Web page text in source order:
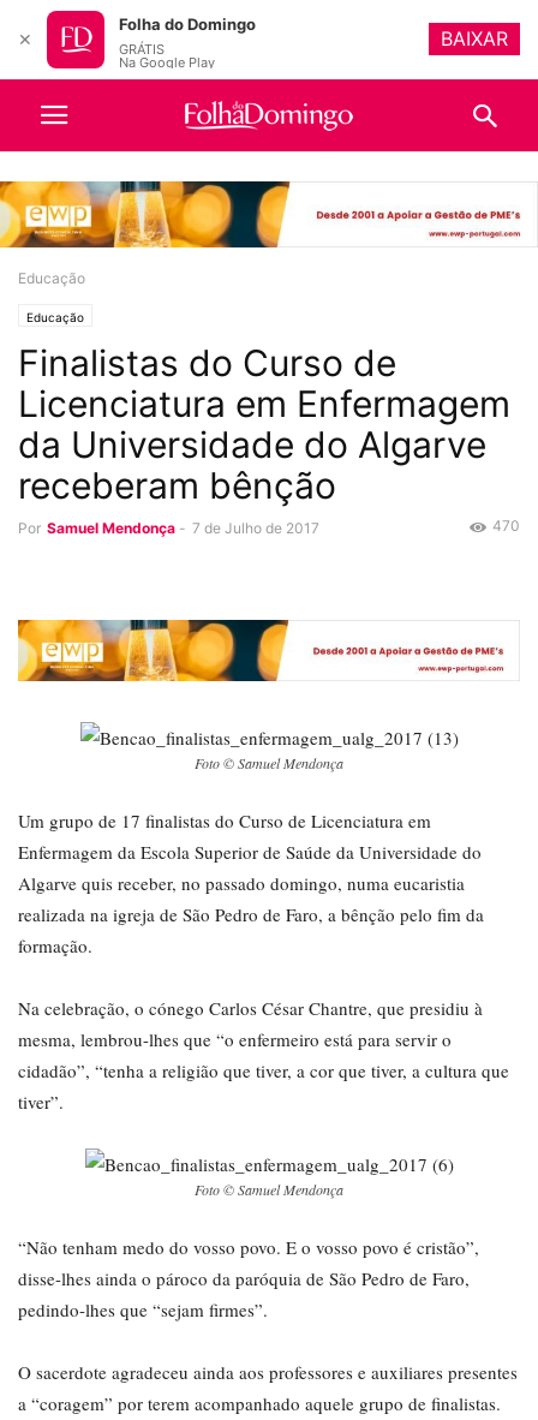
Educação
Educação
Finalistas do Curso de
Licenciatura em Enfermagem
da Universidade do Algarve
receberam bênção
Por Samuel Mendonça - 7 de Julho de 2017 470
Foto © Samuel Mendonça
Um grupo de 17 finalistas do Curso de Licenciatura em
Enfermagem da Escola Superior de Saúde da Universidade do
Algarve quis receber, no passado domingo, numa eucaristia
realizada na igreja de São Pedro de Faro, a bênção pelo fim da
formação.
Na celebração, o cónego Carlos César Chantre, que presidiu à
mesma, lembrou-lhes que “o enfermeiro está para servir o
cidadão”, “tenha a religião que tiver, a cor que tiver, a cultura que
tiver”.
Foto © Samuel Mendonça
“Não tenham medo do vosso povo. E o vosso povo é cristão”,
disse-lhes ainda o pároco da paróquia de São Pedro de Faro,
pedindo-lhes que “sejam firmes”.
O sacerdote agradeceu ainda aos professores e auxiliares presentes
a “coragem” por terem acompanhado aquele grupo de finalistas.
✕
Folha do Domingo
GRÁTIS
Na Google Play
BAIXAR